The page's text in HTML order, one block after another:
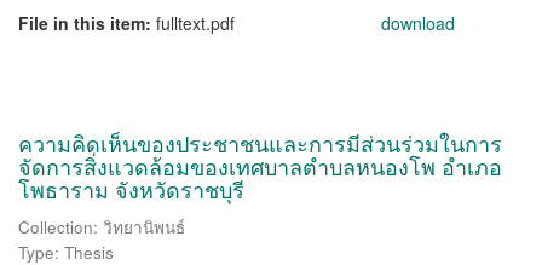
File in this item: fulltext.pdf download
ความคิดเห็นของประชาชนและการมีส่วนร่วมในการ
จัดการสิ่งแวดล้อมของเทศบาลตำบลหนองโพ อำเภอ
โพธาราม จังหวัดราชบุรี
Collection: วิทยานิพนธ์
Type: Thesis